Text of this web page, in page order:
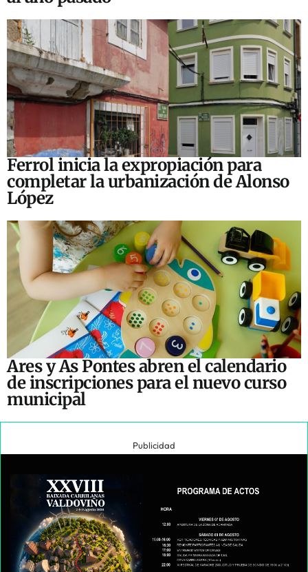
Ferrol inicia la expropiación para
completar la urbanización de Alonso
López
Ares y As Pontes abren el calendario
de inscripciones para el nuevo curso
municipal
Publicidad